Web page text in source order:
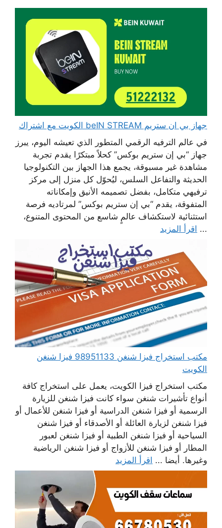
جهاز بي ان ستريم beIN STREAM الكويت مع اشتراك
في عالم الترفيه الرقمي المتطور الذي تعيشه اليوم، يبرز
جهاز “بي إن ستريم بوكس” كحلاً مبتكرًا يقدم تجربة
مشاهدة غير مسبوقة، يجمع هذا الجهاز بين التكنولوجيا
الحديثة والتفاعل السلس، ليُحوّل كل منزل إلى مركز
ترفيهي متكامل، بفضل تصميمه الأنيق وإمكاناته
المتفوقة، يقدم “بي إن ستريم بوكس” لمرتاديه فرصة
استثنائية لاستكشاف عالمٍ شاسع من المحتوى المتنوع،
... اقرأ المزيد
مكتب استخراج فيزا شنغن 98951133 فيزا شنغن
الكويت
مكتب استخراج فيزا الكويت، يعمل على استخراج كافة
أنواع تأشيرات شنغن سواء كانت فيزا شنغن للزيارة
الرسمية أو فيزا شنغن الدراسية أو فيزا شنغن للأعمال أو
فيزا شنغن لزيارة العائلة أو الأصدقاء أو فيزا شنغن
السياحية أو فيزا شنغن الطبية أو فيزا شنغن لعبور
المطار أو فيزا شنغن للأزواج أو فيزا شنغن الرياضية
وغيرها. أيضا ... اقرأ المزيد